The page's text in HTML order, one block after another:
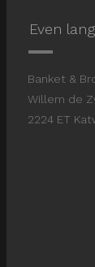
Even
Banket &
Willem de
2224 ET